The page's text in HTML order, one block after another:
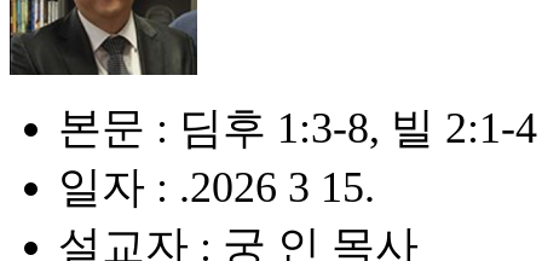
본문 : 딤후 1:3-8, 빌 2:1-4
일자 : .2026 3 15.
설교자 : 궁 인 목사